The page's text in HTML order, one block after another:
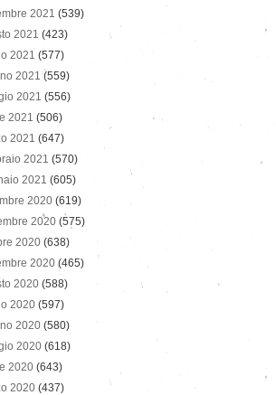
2021 (539)
2021 (423)
2021 (577)
2021(559)
2021 (556)
2021 (506)
2021 (647)
2021 (570)
2021 (605)
2020 (619)
2020 (575)
2020 (638)
2020(465)
2020 (588)
2020 (597)
2020 (580)
2020 (618)
2020 (643)
2020 (437)